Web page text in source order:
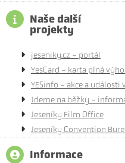
Naše další
projekty
jeseniky.cz - portál
YesCard - karta plná
YESinfo - akce a události
Jdeme na běžky -
Jeseníky Film Office
Jeseníky Convention
Informace